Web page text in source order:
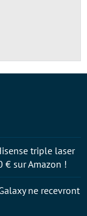
triple laser
€ sur Amazon !
ne recevront